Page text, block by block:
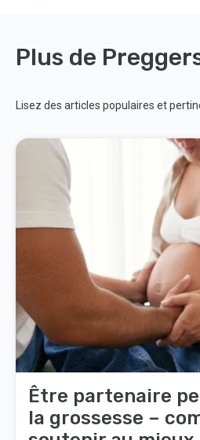
Plus de
Lisez des articles populaires et
Être partenaire
la grossesse –